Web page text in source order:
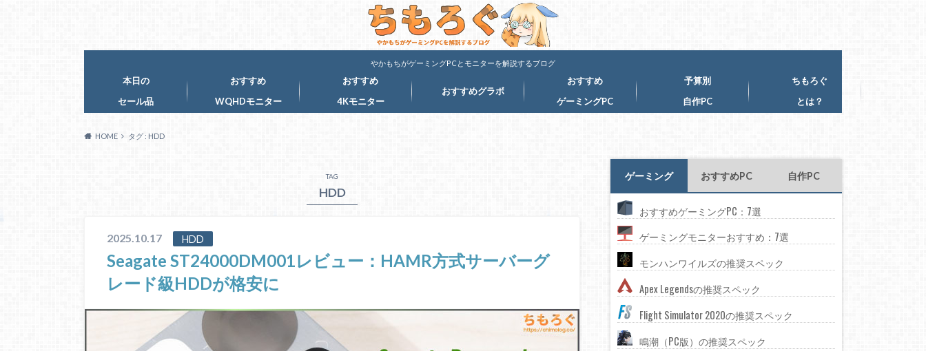
やかもちがゲーミングPCとモニターを解説するブログ
本日の
セール品
おすすめ
WQHDモニター
おすすめ
4Kモニター
おすすめグラボ
おすすめ
ゲーミングPC
予算別
自作PC
ちもろぐ
とは？
HOME タグ : HDD
TAG
HDD
2025.10.17 HDD
Seagate ST24000DM001レビュー：HAMR方式サーバーグ
レード級HDDが格安に
ゲーミング おすすめPC 自作PC
おすすめゲーミングPC：7選
ゲーミングモニターおすすめ：7選
モンハンワイルズの推奨スペック
Apex Legendsの推奨スペック
Flight Simulator 2020の推奨スペック
鳴潮（PC版）の推奨スペック